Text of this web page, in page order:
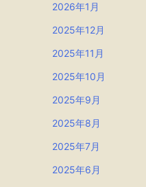
2026年1月
2025年12月
2025年11月
2025年10月
2025年9月
2025年8月
2025年7月
2025年6月